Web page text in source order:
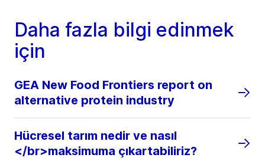
Daha fazla bilgi edinmek
için
GEA New Food Frontiers report on
alternative protein industry
Hücresel tarım nedir ve nasıl
</br>maksimuma çıkartabiliriz?